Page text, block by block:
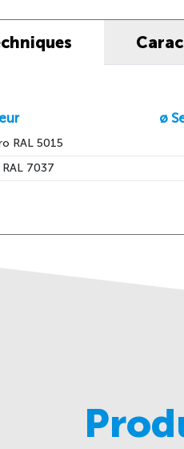
ø
RAL 5015
7037